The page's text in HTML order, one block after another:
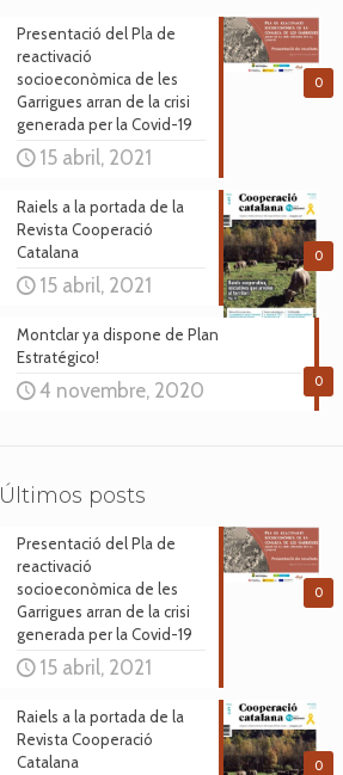
0
Presentació del Pla de
reactivació
socioeconòmica de les
Garrigues arran de la crisi
generada per la Covid-19
15 abril, 2021
0
Raiels a la portada de la
Revista Cooperació
Catalana
15 abril, 2021
0
Montclar ya dispone de Plan
Estratégico!
4 novembre, 2020
Últimos posts
0
Presentació del Pla de
reactivació
socioeconòmica de les
Garrigues arran de la crisi
generada per la Covid-19
15 abril, 2021
0
Raiels a la portada de la
Revista Cooperació
Catalana